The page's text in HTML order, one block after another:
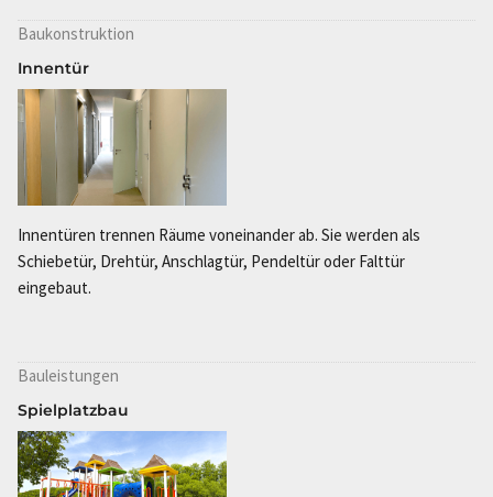
Baukonstruktion
Innentür
Innentüren trennen Räume voneinander ab. Sie werden als
Schiebetür, Drehtür, Anschlagtür, Pendeltür oder Falttür
eingebaut.
Bauleistungen
Spielplatzbau